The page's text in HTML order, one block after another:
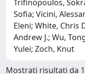
Trifinopoulos,
Sofia; Vicini,
Eleni; White, Chris
Andrew J.; Wu,
Yulei; Zoch, Knut
Mostrati risultati da